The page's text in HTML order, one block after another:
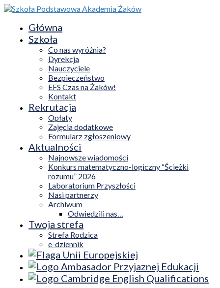
Główna
Szkoła
Co nas wyróżnia?
Dyrekcja
Nauczyciele
Bezpieczeństwo
EFS Czas na Żaków!
Kontakt
Rekrutacja
Opłaty
Zajęcia dodatkowe
Formularz zgłoszeniowy
Aktualności
Najnowsze wiadomości
Konkurs matematyczno-logiczny “Ścieżki
rozumu” 2026
Laboratorium Przyszłości
Nasi partnerzy
Archiwum
Odwiedzili nas…
Twoja strefa
Strefa Rodzica
e-dziennik